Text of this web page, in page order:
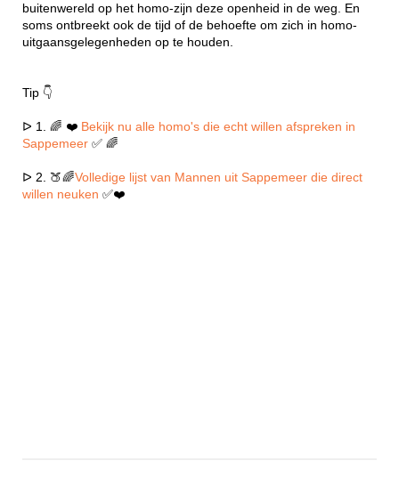
buitenwereld op het homo-zijn deze openheid in de weg. En
soms ontbreekt ook de tijd of de behoefte om zich in homo-
uitgaansgelegenheden op te houden.
Tip 👇
ᐅ 1. 🌈 ❤️ Bekijk nu alle homo's die echt willen afspreken in
Sappemeer ✅ 🌈
ᐅ 2. 🍑🌈Volledige lijst van Mannen uit Sappemeer die direct
willen neuken ✅❤️